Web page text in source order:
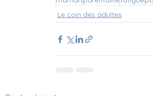
Le coin des adultes